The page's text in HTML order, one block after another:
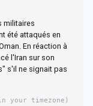
militaires
été attaqués en
En réaction à
l'Iran sur son
s'il ne signait pas
your timezone)